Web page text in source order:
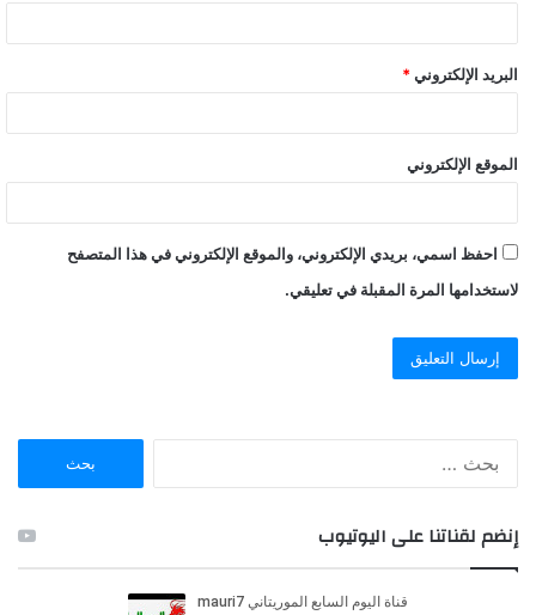
البريد الإلكتروني *
الموقع الإلكتروني
احفظ اسمي، بريدي الإلكتروني، والموقع الإلكتروني في هذا المتصفح
لاستخدامها المرة المقبلة في تعليقي.
ن
إنضم لقناتنا على اليوتيوب